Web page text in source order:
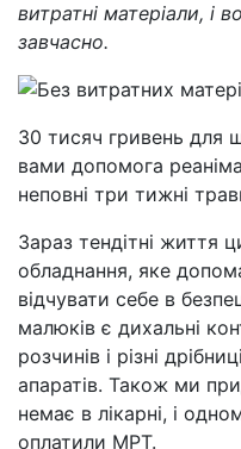
витратні матеріали, і
завчасно.
30 тисяч гривень для
вами допомога
неповні три тижні
Зараз тендітні життя
обладнання, яке
відчувати себе в
малюків є дихальні
розчинів і різні
апаратів. Також ми
немає в лікарні, і
оплатили МРТ.